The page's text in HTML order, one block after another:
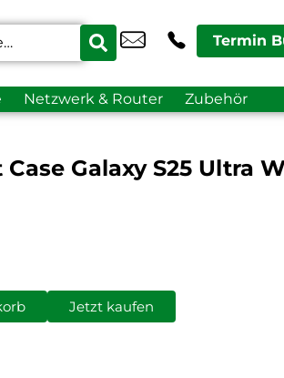
Termin
Netzwerk & Router Zubehör
Galaxy S25 Ultra
Jetzt kaufen